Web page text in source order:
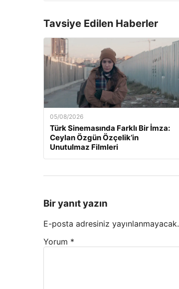
Tavsiye Edilen Haberler
05/08/2026
Türk Sinemasında Farklı Bir İmza:
Ceylan Özgün Özçelik’in
Unutulmaz Filmleri
Bir yanıt yazın
E-posta adresiniz yayınlanmayacak.
Yorum *